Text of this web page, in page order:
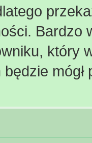
Bardzo
który
mógł